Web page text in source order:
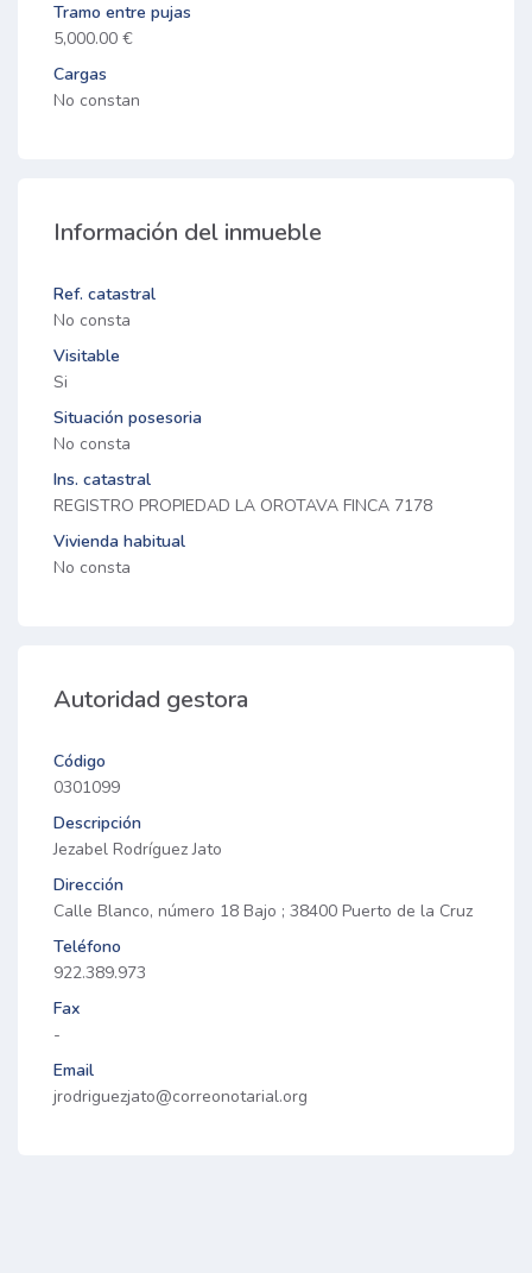
Tramo entre pujas
5,000.00 €
Cargas
No constan
Información del inmueble
Ref. catastral
No consta
Visitable
Si
Situación posesoria
No consta
Ins. catastral
REGISTRO PROPIEDAD LA OROTAVA FINCA 7178
Vivienda habitual
No consta
Autoridad gestora
Código
0301099
Descripción
Jezabel Rodríguez Jato
Dirección
Calle Blanco, número 18 Bajo ; 38400 Puerto de la Cruz
Teléfono
922.389.973
Fax
-
Email
jrodriguezjato@correonotarial.org